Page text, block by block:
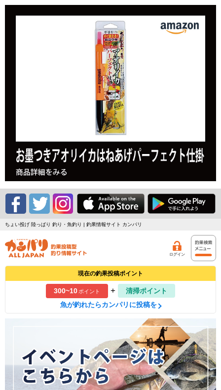
ちょい投げ 陸っぱり 釣り・魚釣り | 釣果情報サイト カンパリ
ログイン
現在の釣果投稿ポイント
300~10ポイント +
清掃ポイント
魚が釣れたらカンパリに投稿を